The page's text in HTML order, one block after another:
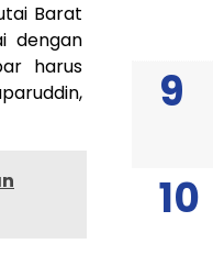
Barat
dengan
harus